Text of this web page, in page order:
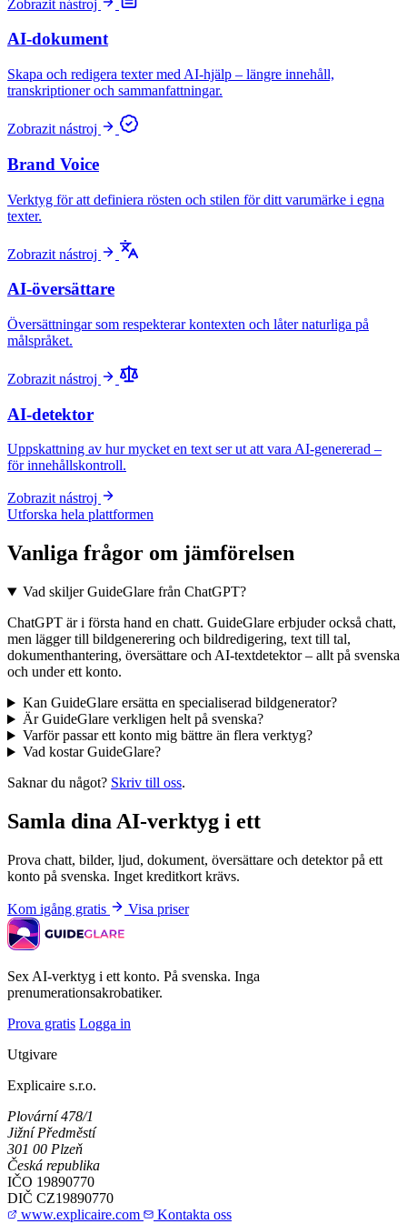
Zobrazit nástroj
AI-dokument
Skapa och redigera texter med AI-hjälp – längre innehåll,
transkriptioner och sammanfattningar.
Zobrazit nástroj
Brand Voice
Verktyg för att definiera rösten och stilen för ditt varumärke i egna
texter.
Zobrazit nástroj
AI-översättare
Översättningar som respekterar kontexten och låter naturliga på
målspråket.
Zobrazit nástroj
AI-detektor
Uppskattning av hur mycket en text ser ut att vara AI-genererad –
för innehållskontroll.
Zobrazit nástroj
Utforska hela plattformen
Vanliga frågor om jämförelsen
Vad skiljer GuideGlare från ChatGPT?
ChatGPT är i första hand en chatt. GuideGlare erbjuder också chatt,
men lägger till bildgenerering och bildredigering, text till tal,
dokumenthantering, översättare och AI-textdetektor – allt på svenska
och under ett konto.
Kan GuideGlare ersätta en specialiserad bildgenerator?
Är GuideGlare verkligen helt på svenska?
Varför passar ett konto mig bättre än flera verktyg?
Vad kostar GuideGlare?
Saknar du något? Skriv till oss.
Samla dina AI-verktyg i ett
Prova chatt, bilder, ljud, dokument, översättare och detektor på ett
konto på svenska. Inget kreditkort krävs.
Kom igång gratis Visa priser
Sex AI-verktyg i ett konto. På svenska. Inga
prenumerationsakrobatiker.
Prova gratis Logga in
Utgivare
Explicaire s.r.o.
Plovární 478/1
Jižní Předměstí
301 00 Plzeň
Česká republika
IČO 19890770
DIČ CZ19890770
www.explicaire.com
Kontakta oss